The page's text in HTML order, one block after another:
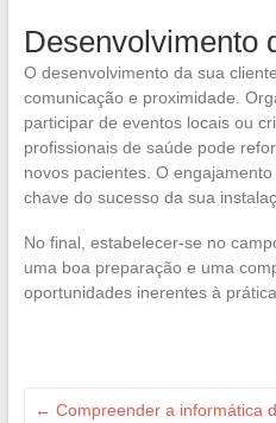
Desenvolvimento
O desenvolvimento da sua
comunicação e proximidade.
participar de eventos locais ou
profissionais de saúde pode
novos pacientes. O
chave do sucesso da sua
No final, estabelecer-se no
uma boa preparação e uma
oportunidades inerentes à
← Compreender a informática